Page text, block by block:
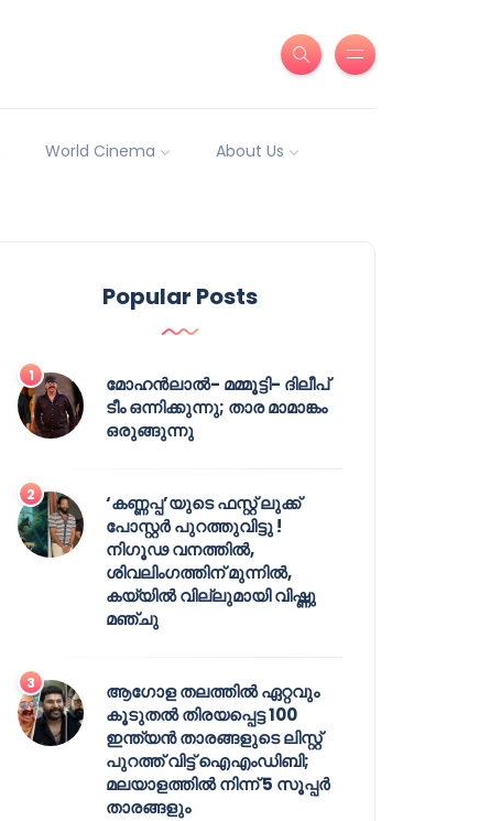
World Cinema About Us
Popular Posts
മോഹൻലാൽ- മമ്മൂട്ടി- ദിലീപ്
ടീം ഒന്നിക്കുന്നു; താര മാമാങ്കം
ഒരുങ്ങുന്നു
‘കണ്ണപ്പ’യുടെ ഫസ്റ്റ് ലുക്ക്
പോസ്റ്റർ പുറത്തുവിട്ടു !
നിഗൂഢ വനത്തിൽ,
ശിവലിംഗത്തിന് മുന്നിൽ,
കയ്യിൽ വില്ലുമായി വിഷ്ണു
മഞ്ചു
ആഗോള തലത്തിൽ ഏറ്റവും
കൂടുതൽ തിരയപ്പെട്ട 100
ഇന്ത്യൻ താരങ്ങളുടെ ലിസ്റ്റ്
പുറത്ത് വിട്ട് ഐഎംഡിബി;
മലയാളത്തിൽ നിന്ന് 5 സൂപ്പർ
താരങ്ങളും